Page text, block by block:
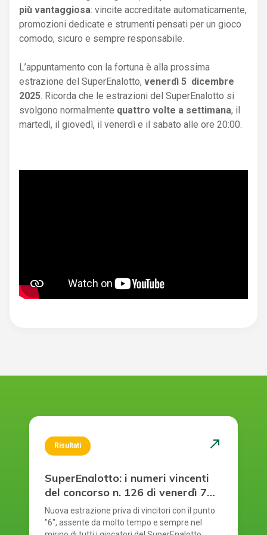
più vantaggiosa: vincite accreditate automaticamente,
promozioni dedicate e strumenti pensati per un gioco
comodo, sicuro e sempre responsabile.
L’appuntamento con la fortuna è alla prossima
estrazione del SuperEnalotto, venerdì 5 dicembre
2025 . Ricorda che le estrazioni del SuperEnalotto si
svolgono normalmente quattro volte a settimana, il
martedì, il giovedì, il venerdì e il sabato alle ore 20:00.
Risultati north_east
SuperEnalotto: i numeri vincenti
del concorso n. 126 di venerdì 7
agosto 2026
Nuova estrazione priva di vincitori con il punto
"6", assente da molto tempo e sempre nel